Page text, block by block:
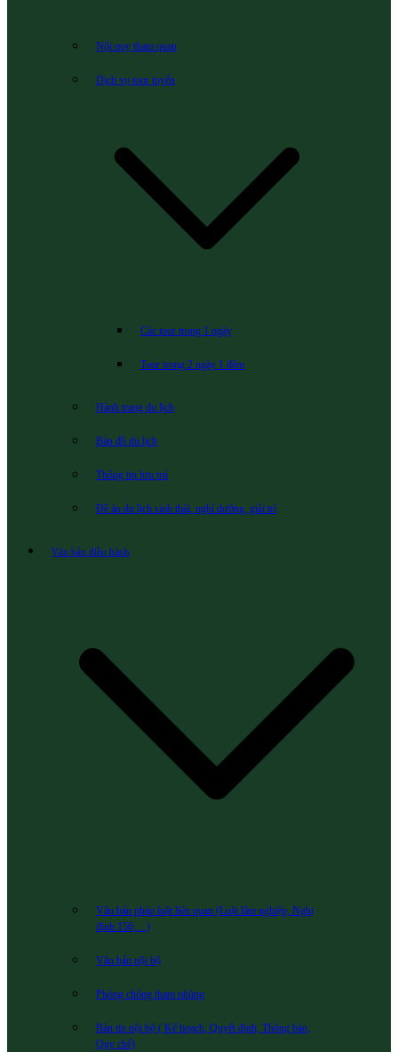
Nội quy tham quan
Dịch vụ tour tuyến
Các tour trong 1 ngày
Tour trong 2 ngày 1 đêm
Hành trang du lịch
Bản đồ du lịch
Thông tin lưu trú
Đề án du lịch sinh thái, nghỉ dưỡng, giải trí
Văn bản điều hành
Văn bản pháp luật liên quan (Luật lâm nghiệp; Nghị
định 156;…)
Văn bản nội bộ
Phòng chống tham nhũng
Bản tin nội bộ ( Kế hoạch, Quyết định, Thông báo,
Quy chế)